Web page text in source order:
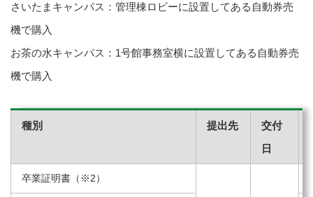
さいたまキャンパス：管理棟ロビーに設置してある自動券売
機で購入
お茶の水キャンパス：1号館事務室横に設置してある自動券売
機で購入
種別 提出先
交付
日
卒業証明書（※2）